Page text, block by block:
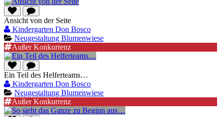
Ansicht von der Seite
Kindergarten Don Bosco
Neugestaltung Blumenwiese
Außer Konkurrenz
Ein Teil des Helferteams…
Kindergarten Don Bosco
Neugestaltung Blumenwiese
Außer Konkurrenz